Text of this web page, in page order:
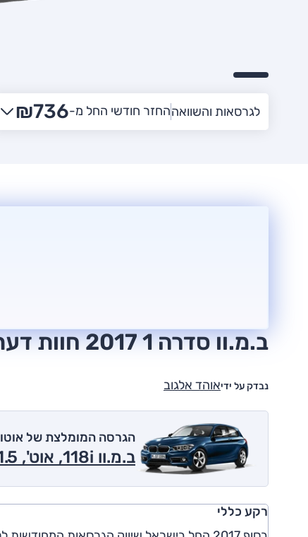
לגרסאות והשוואההחזר חודשי החל מ-₪736
ב.מ.וו סדרה 1 2017 חוות דעת
נבדק על ידיאוהד אלגוב
הגרסה המומלצת של אוטו
ב.מ.וו 118i, אוט', 1.5 ל' טורבו, 5 דל', Sport 2017
רקע כללי